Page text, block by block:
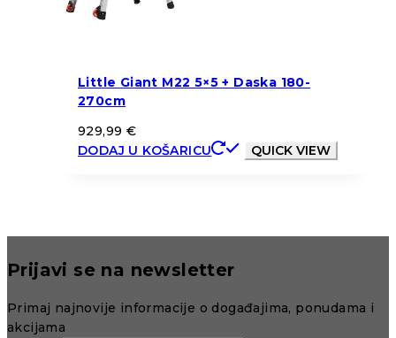
Little Giant M22 5×5 + Daska 180-
270cm
929,99 €
DODAJ U KOŠARICU
QUICK VIEW
Prijavi se na newsletter
Primaj najnovije informacije o događajima, ponudama i
akcijama